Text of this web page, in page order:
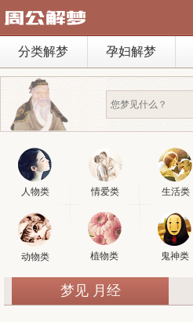
分类解梦 孕妇解梦
人物类 情爱类 生活类
动物类 植物类 鬼神类
梦见 月经